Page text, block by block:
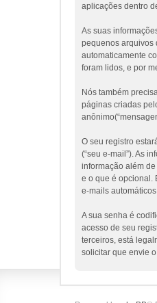
aplicações dentro
As suas
pequenos arquivos
automaticamente
foram lidos, e por
Nós também
páginas criadas
O seu registro
(“seu e-mail”). As
informação além
e o que é opcional.
e-mails
A sua senha é
acesso de seu
terceiros, está
solicitar que envie